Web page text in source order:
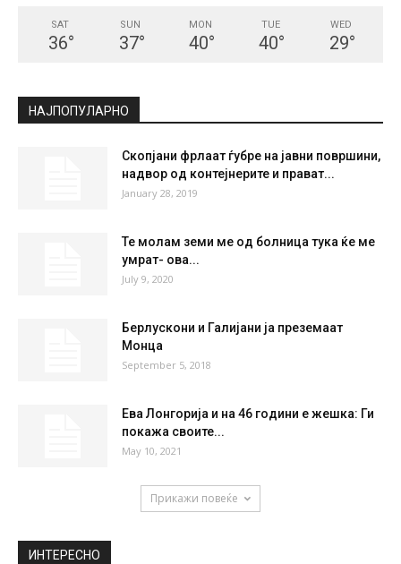
SAT
36°
SUN
37°
MON
40°
TUE
40°
WED
29°
НАЈПОПУЛАРНО
Скопјани фрлаат ѓубре на јавни површини,
надвор од контејнерите и прават...
January 28, 2019
Те молам земи ме од болница тука ќе ме
умрат- ова...
July 9, 2020
Берлускони и Галијани ја преземаат
Монца
September 5, 2018
Ева Лонгорија и на 46 години е жешка: Ги
покажа своите...
May 10, 2021
Прикажи повеќе
ИНТЕРЕСНО